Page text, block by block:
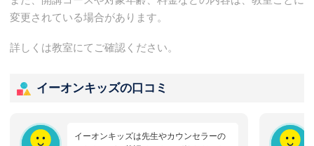
変更されている場合があります。
詳しくは教室にてご確認ください。
イーオンキッズの口コミ
イーオンキッズは先生やカウンセラーの